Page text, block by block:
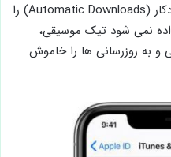
بروید و گزینه دانلود خودکار (Automatic Downloads) را
نمی شود تیک موسیقی،
و به روزرسانی ها را خاموش